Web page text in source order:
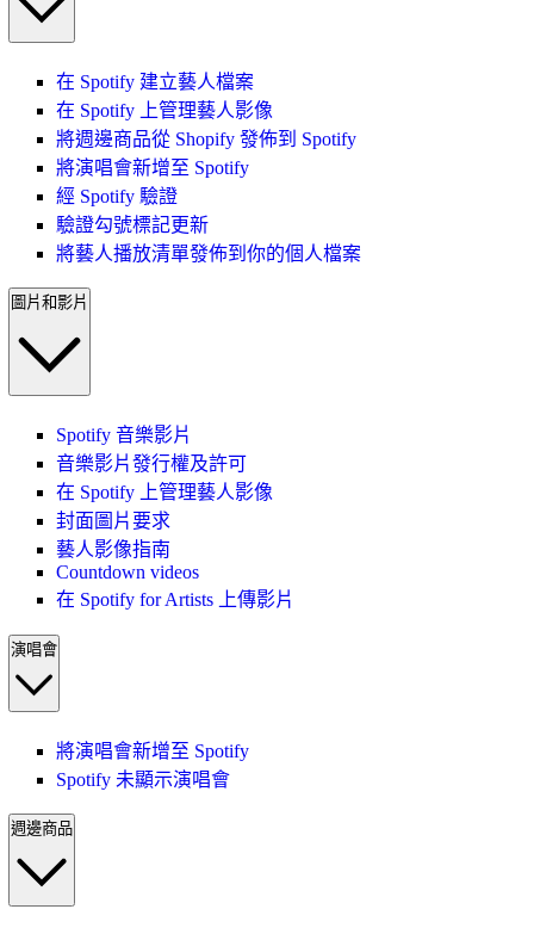
在 Spotify 建立藝人檔案
在 Spotify 上管理藝人影像
將週邊商品從 Shopify 發佈到 Spotify
將演唱會新增至 Spotify
經 Spotify 驗證
驗證勾號標記更新
將藝人播放清單發佈到你的個人檔案
圖片和影片
Spotify 音樂影片
音樂影片發行權及許可
在 Spotify 上管理藝人影像
封面圖片要求
藝人影像指南
Countdown videos
在 Spotify for Artists 上傳影片
演唱會
將演唱會新增至 Spotify
Spotify 未顯示演唱會
週邊商品